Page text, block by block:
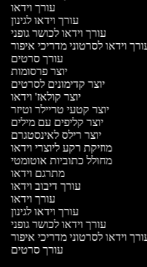
עורך וידאו
עורך וידאו לגינון
עורך וידאו לכושר גופני
עורך וידאו לסרטוני מדריכי איפור
עורך סרטים
יוצר פרסומות
יוצר קדימונים לסרטים
יוצר קולאז' וידאו
יוצר קטעי טריילר וטיזר
יוצר קליפים עם מילים
יוצר רילס לאינסטגרם
מוזיקת רקע ליוצרי וידאו
מחולל כתוביות אוטומטי
מתרגם וידאו
עורך דיבוב וידאו
עורך וידאו
עורך וידאו לגינון
עורך וידאו לכושר גופני
עורך וידאו לסרטוני מדריכי איפור
עורך סרטים